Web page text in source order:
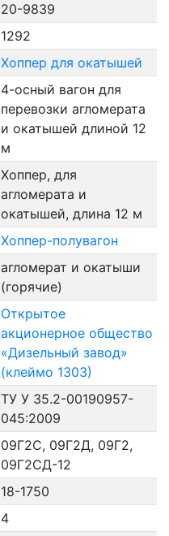
20-9839
1292
Хоппер для окатышей
4-осный вагон для
перевозки агломерата
и окатышей длиной 12
м
Хоппер, для
агломерата и
окатышей, длина 12 м
Хоппер-полувагон
агломерат и окатыши
(горячие)
Открытое
акционерное общество
«Дизельный завод»
(клеймо 1303)
ТУ У 35.2-00190957-
045:2009
09Г2С, 09Г2Д, 09Г2,
09Г2СД-12
18-1750
4